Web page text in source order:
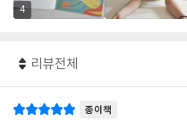
4
리뷰전체
종이책